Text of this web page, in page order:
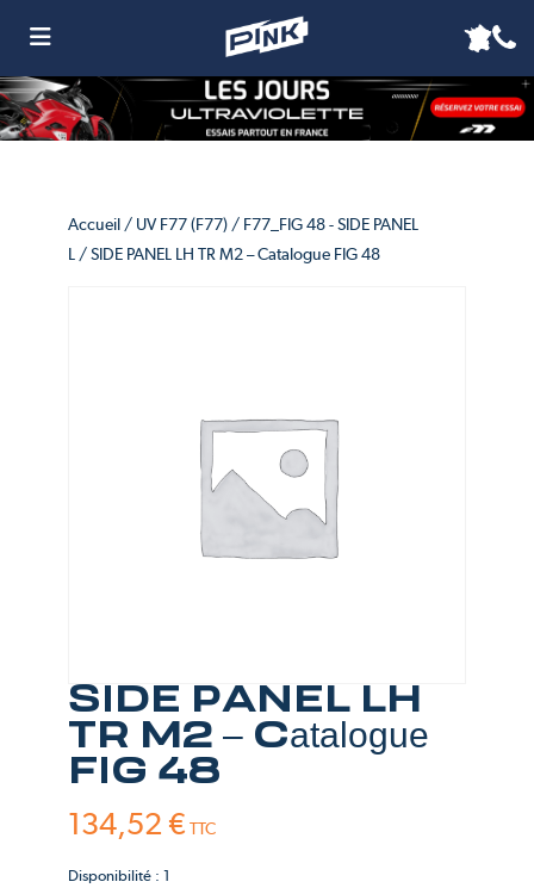
Accueil/ UV F77 (F77)/ F77_FIG 48 - SIDE PANEL
L / SIDE PANEL LH TR M2 – Catalogue FIG 48
SIDE PANEL LH
TR M2 – Catalogue
FIG 48
134,52 € TTC
Disponibilité : 1